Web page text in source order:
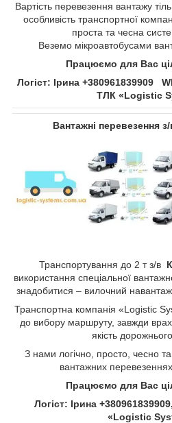
Вартість перевезення вантажу
особливість транспортної
проста та чесна
Веземо мікроавтобусами
Працюємо для Вас
Логіст: Ірина +380961839909
ТЛК «Logistic
Вантажні перевезення з/
Транспортування до 2 т з/в
використання спеціальної
знадобитися – вилочний
Транспортна компанія «Logistic
до вибору маршруту, завжди
якість
З нами логічно, просто, чесно
вантажних
Працюємо для Вас
Логіст: Ірина
«Logistic